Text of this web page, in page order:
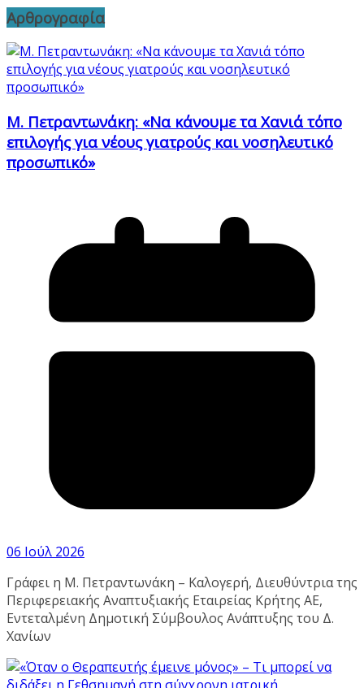
Αρθρογραφία
Μ. Πετραντωνάκη: «Να κάνουμε τα Χανιά τόπο
επιλογής για νέους γιατρούς και νοσηλευτικό
προσωπικό»
06 Ιούλ 2026
Γράφει η Μ. Πετραντωνάκη – Καλογερή, Διευθύντρια της
Περιφερειακής Αναπτυξιακής Εταιρείας Κρήτης ΑΕ,
Εντεταλμένη Δημοτική Σύμβουλος Ανάπτυξης του Δ.
Χανίων